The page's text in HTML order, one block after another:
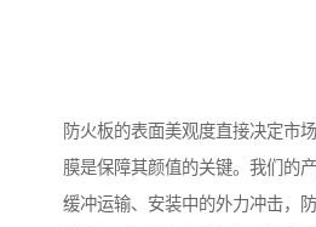
防火板的表面美观度直接决定市
膜是保障其颜值的关键。我们的
缓冲运输、安装中的外力冲击，